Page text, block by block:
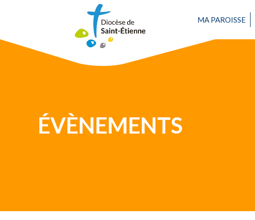
MA PAROISSE
Une personne
ÉVÈNEMENTS